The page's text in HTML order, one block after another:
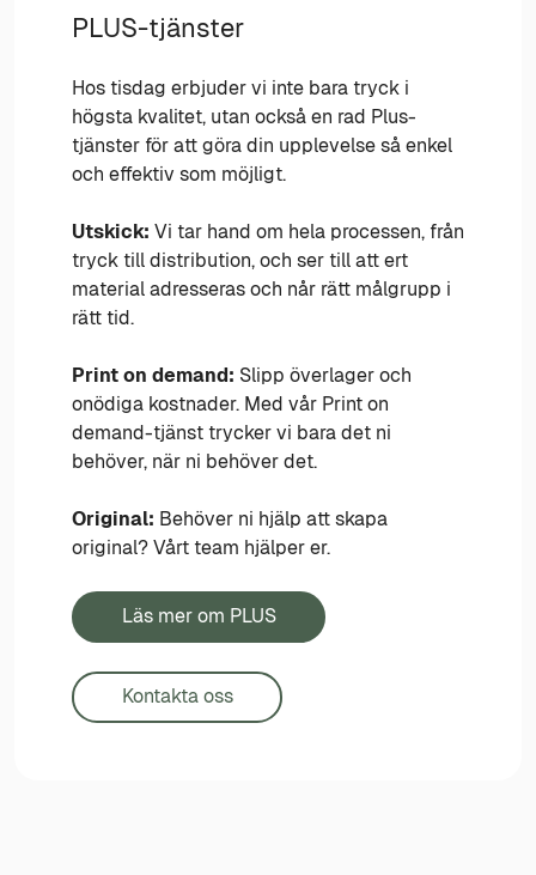
PLUS-tjänster
Hos tisdag erbjuder vi inte bara tryck i
högsta kvalitet, utan också en rad Plus-
tjänster för att göra din upplevelse så enkel
och effektiv som möjligt.
Utskick: Vi tar hand om hela processen, från
tryck till distribution, och ser till att ert
material adresseras och når rätt målgrupp i
rätt tid.
Print on demand: Slipp överlager och
onödiga kostnader. Med vår Print on
demand-tjänst trycker vi bara det ni
behöver, när ni behöver det.
Original: Behöver ni hjälp att skapa
original? Vårt team hjälper er.
Läs mer om PLUS
Kontakta oss